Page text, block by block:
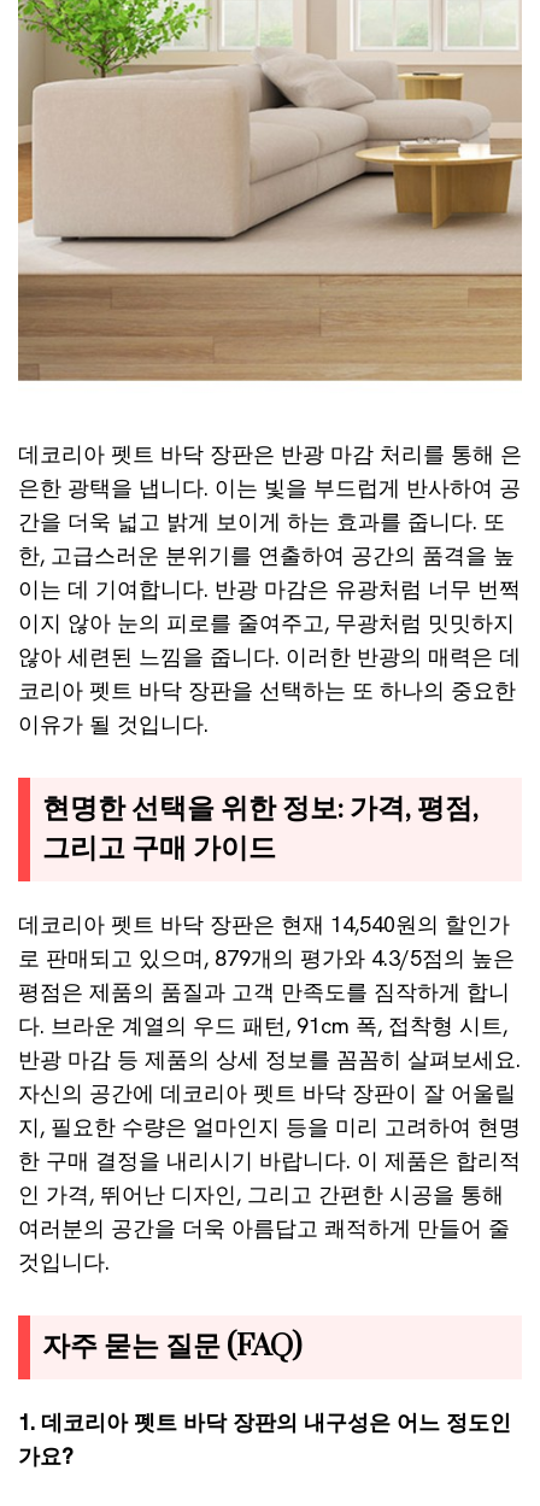
데코리아 펫트 바닥 장판은 반광 마감 처리를 통해 은
은한 광택을 냅니다. 이는 빛을 부드럽게 반사하여 공
간을 더욱 넓고 밝게 보이게 하는 효과를 줍니다. 또
한, 고급스러운 분위기를 연출하여 공간의 품격을 높
이는 데 기여합니다. 반광 마감은 유광처럼 너무 번쩍
이지 않아 눈의 피로를 줄여주고, 무광처럼 밋밋하지
않아 세련된 느낌을 줍니다. 이러한 반광의 매력은 데
코리아 펫트 바닥 장판을 선택하는 또 하나의 중요한
이유가 될 것입니다.
현명한 선택을 위한 정보: 가격, 평점,
그리고 구매 가이드
데코리아 펫트 바닥 장판은 현재 14,540원의 할인가
로 판매되고 있으며, 879개의 평가와 4.3/5점의 높은
평점은 제품의 품질과 고객 만족도를 짐작하게 합니
다. 브라운 계열의 우드 패턴, 91cm 폭, 접착형 시트,
반광 마감 등 제품의 상세 정보를 꼼꼼히 살펴보세요.
자신의 공간에 데코리아 펫트 바닥 장판이 잘 어울릴
지, 필요한 수량은 얼마인지 등을 미리 고려하여 현명
한 구매 결정을 내리시기 바랍니다. 이 제품은 합리적
인 가격, 뛰어난 디자인, 그리고 간편한 시공을 통해
여러분의 공간을 더욱 아름답고 쾌적하게 만들어 줄
것입니다.
자주 묻는 질문 (FAQ)
1. 데코리아 펫트 바닥 장판의 내구성은 어느 정도인
가요?